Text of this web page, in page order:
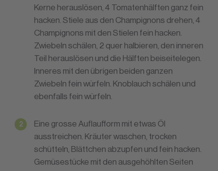
Kerne herauslösen, 4 Tomatenhälften ganz fein
hacken. Stiele aus den Champignons drehen, 4
Champignons mit den Stielen fein hacken.
Zwiebeln schälen, 2 quer halbieren, den inneren
Teil herauslösen und die Hälften beiseitelegen.
Inneres mit den übrigen beiden ganzen
Zwiebeln fein würfeln. Knoblauch schälen und
ebenfalls fein würfeln.
Eine grosse Auflaufform mit etwas Öl
ausstreichen. Kräuter waschen, trocken
schütteln, Blättchen abzupfen und fein hacken.
Gemüsestücke mit den ausgehöhlten Seiten